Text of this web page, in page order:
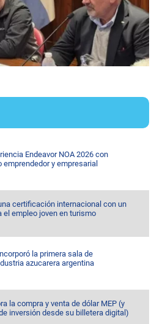
Endeavor NOA 2026 con
y empresarial
certificación internacional con un
el empleo joven en turismo
la primera sala de
azucarera argentina
la compra y venta de dólar MEP (y
inversión desde su billetera digital)